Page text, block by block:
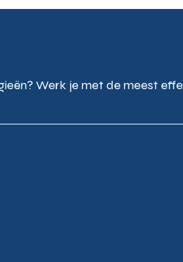
Werk je met de meest